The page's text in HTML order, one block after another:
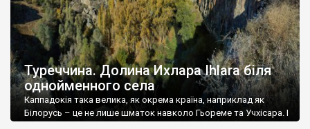
Туреччина. Долина Ихлара Ihlara біля
однойменного села
Каппадокія така велика, як окрема країна, наприклад як
Білорусь – це не лише шматок навколо Гьореме та Учхісара. І